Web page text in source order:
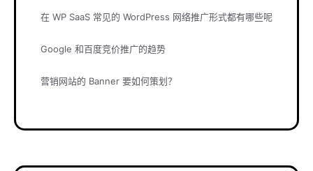
在 WP SaaS 常见的 WordPress 网络推广形式都有哪些呢
Google 和百度竞价推广的趋势
营销网站的 Banner 要如何策划？